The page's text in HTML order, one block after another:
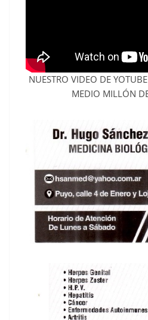
NUESTRO VIDEO DE
MEDIO MILLÓN